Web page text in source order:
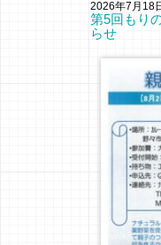
2026年7月18
第5回もり
らせ